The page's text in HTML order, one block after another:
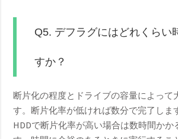
Q5. デフラグにはどれくらい
すか？
断片化の程度とドライブの容量によって
す。断片化率が低ければ数分で完了しま
HDDで断片化率が高い場合は数時間かか